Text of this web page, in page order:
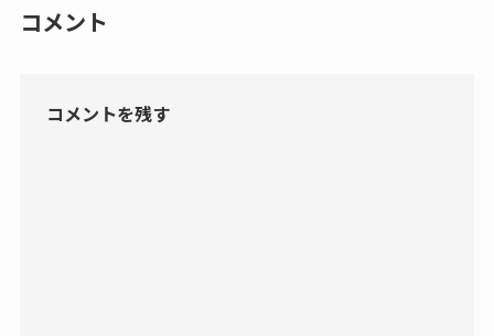
コメント
コメントを残す